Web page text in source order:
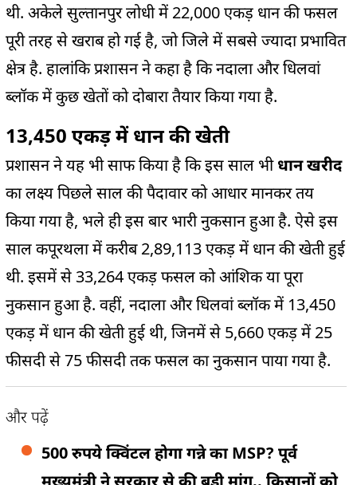
थी. अकेले सुल्तानपुर लोधी में 22,000 एकड़ धान की फसल
पूरी तरह से खराब हो गई है, जो जिले में सबसे ज्यादा प्रभावित
क्षेत्र है. हालांकि प्रशासन ने कहा है कि नदाला और धिलवां
ब्लॉक में कुछ खेतों को दोबारा तैयार किया गया है.
13,450 एकड़ में धान की खेती
प्रशासन ने यह भी साफ किया है कि इस साल भीधान खरीद
का लक्ष्य पिछले साल की पैदावार को आधार मानकर तय
किया गया है, भले ही इस बार भारी नुकसान हुआ है. ऐसे इस
साल कपूरथला में करीब 2,89,113 एकड़ में धान की खेती हुई
थी. इसमें से 33,264 एकड़ फसल को आंशिक या पूरा
नुकसान हुआ है. वहीं, नदाला और धिलवां ब्लॉक में 13,450
एकड़ में धान की खेती हुई थी, जिनमें से 5,660 एकड़ में 25
फीसदी से 75 फीसदी तक फसल का नुकसान पाया गया है.
और पढ़ें
500 रुपये क्विंटल होगा गन्ने का MSP? पूर्व
मुख्यमंत्री ने सरकार से की बड़ी मांग.. किसानों को